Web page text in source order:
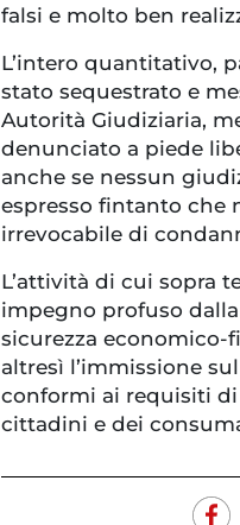
falsi e molto ben
L’intero quantitativo,
stato sequestrato e
Autorità Giudiziaria,
denunciato a piede
anche se nessun
espresso fintanto che
irrevocabile di
L’attività di cui sopra
impegno profuso
sicurezza economico-
altresì l’immissione
conformi ai requisiti
cittadini e dei